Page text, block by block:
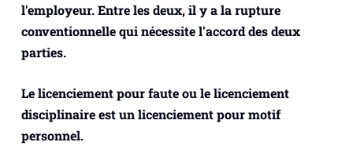
l'employeur. Entre les deux, il y a la rupture
conventionnelle qui nécessite l'accord des deux
parties.
Le licenciement pour faute ou le licenciement
disciplinaire est un licenciement pour motif
personnel.